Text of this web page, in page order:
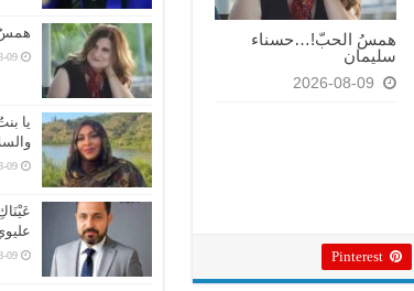
همسُ الحبّ!…حسناء
سليمان
2026-08-09
Pinterest
همسُ
09
يا
09
09